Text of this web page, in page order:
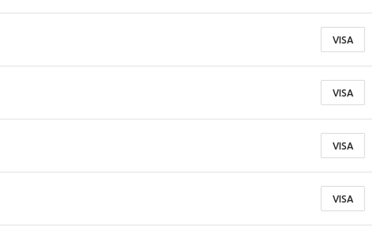
VISA
VISA
VISA
VISA